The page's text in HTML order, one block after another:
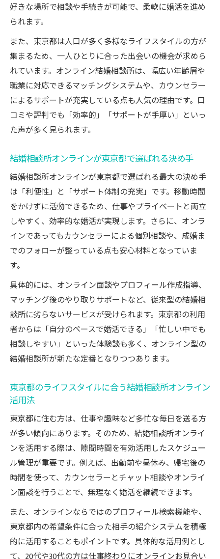
好きな場所で相談や手続きが可能で、柔軟に婚活を進め
られます。
また、東京都は人口が多く多様なライフスタイルの方が
集まるため、一人ひとりに合った出会いの機会が求めら
れています。オンライン結婚相談所は、幅広い年齢層や
職業に対応できるマッチングシステムや、カウンセラー
によるサポートが充実している点も人気の理由です。口
コミや評判でも「効率的」「サポートが手厚い」といっ
た声が多く見られます。
結婚相談所オンラインが東京都で選ばれる決め手
結婚相談所オンラインが東京都で選ばれる最大の決め手
は「利便性」と「サポート体制の充実」です。移動時間
をかけずに活動できるため、仕事やプライベートと両立
しやすく、効率的な婚活が実現します。さらに、オンラ
インであってもカウンセラーによる個別相談や、成婚ま
でのフォローが整っている点も安心材料となっていま
す。
具体的には、オンライン面談やプロフィール作成指導、
マッチング後のやり取りサポートなど、従来型の結婚相
談所に劣らないサービスが受けられます。東京都の利用
者からは「自分のペースで婚活できる」「忙しい中でも
相談しやすい」といった体験談も多く、オンライン型の
結婚相談所が新たな定番となりつつあります。
東京都のライフスタイルに合う結婚相談所オンライン
活用法
東京都に住む方は、仕事や趣味など多忙な毎日を送る方
が多い傾向にあります。そのため、結婚相談所オンライ
ンを活用する際は、隙間時間を有効活用したスケジュー
ル管理が重要です。例えば、出勤前や昼休み、帰宅後の
時間を使って、カウンセラーとチャット相談やオンライ
ン面談を行うことで、無理なく婚活を継続できます。
また、オンラインならではのプロフィール検索機能や、
東京都内の希望条件に合った相手の紹介システムを積極
的に活用することもポイントです。具体的な活用例とし